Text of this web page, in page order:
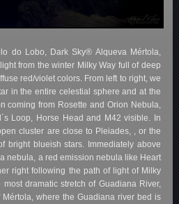
do Lobo, Dark Sky® Alqueva Mértola,
from the winter Milky Way full of deep
red/violet colors. From left to right, we
in the entire celestial sphere and at the
coming from Rosette and Orion Nebula,
Loop, Horse Head and M42 visible. In
cluster are close to Pleiades, , or the
bright blueish stars. Immediately above
nebula, a red emission nebula like Heart
right following the path of light of Milky
dramatic stretch of Guadiana River,
where the Guadiana river bed is